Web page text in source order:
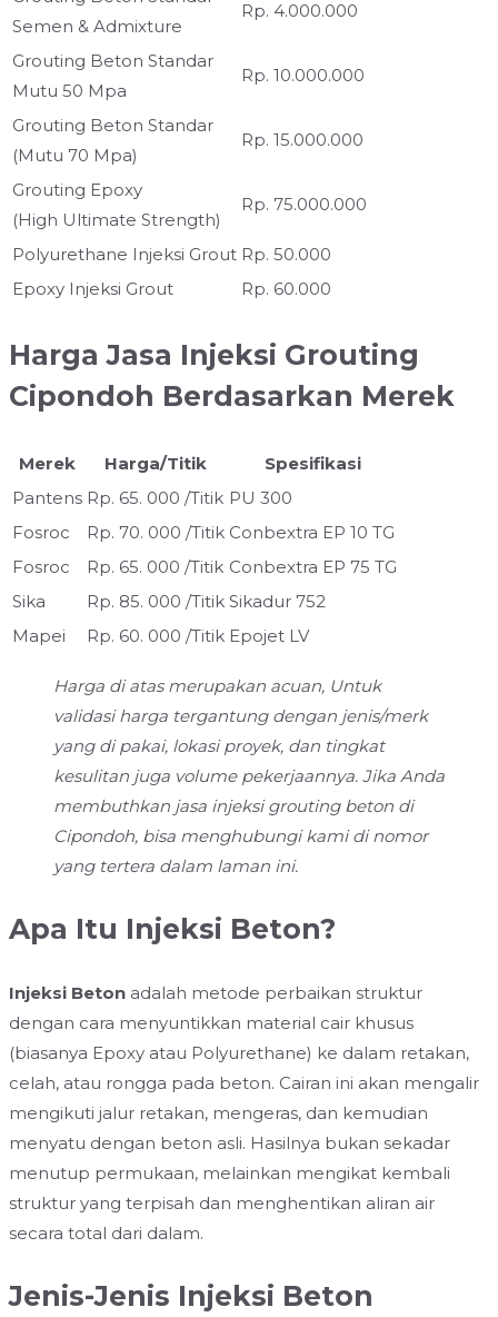
Semen & Admixture
Rp. 4.000.000
Grouting Beton Standar
Mutu 50 Mpa
Rp. 10.000.000
Grouting Beton Standar
(Mutu 70 Mpa)
Rp. 15.000.000
Grouting Epoxy
(High Ultimate Strength)
Rp. 75.000.000
Polyurethane Injeksi Grout Rp. 50.000
Epoxy Injeksi Grout
Rp. 60.000
Harga Jasa Injeksi Grouting
Cipondoh Berdasarkan Merek
Merek Harga/Titik
Spesifikasi
Pantens Rp. 65. 000 /Titik PU 300
Fosroc
Rp. 70. 000 /Titik Conbextra EP 10 TG
Fosroc
Rp. 65. 000 /Titik Conbextra EP 75 TG
Sika
Rp. 85. 000 /Titik Sikadur 752
Mapei
Rp. 60. 000 /Titik Epojet LV
Harga di atas merupakan acuan, Untuk
validasi harga tergantung dengan jenis/merk
yang di pakai, lokasi proyek, dan tingkat
kesulitan juga volume pekerjaannya. Jika Anda
membuthkan jasa injeksi grouting beton di
Cipondoh, bisa menghubungi kami di nomor
yang tertera dalam laman ini.
Apa Itu Injeksi Beton?
Injeksi Beton adalah metode perbaikan struktur
dengan cara menyuntikkan material cair khusus
(biasanya Epoxy atau Polyurethane) ke dalam retakan,
celah, atau rongga pada beton. Cairan ini akan mengalir
mengikuti jalur retakan, mengeras, dan kemudian
menyatu dengan beton asli. Hasilnya bukan sekadar
menutup permukaan, melainkan mengikat kembali
struktur yang terpisah dan menghentikan aliran air
secara total dari dalam.
Jenis-Jenis Injeksi Beton